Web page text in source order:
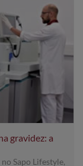
gravidez: a
Sapo Lifestyle,